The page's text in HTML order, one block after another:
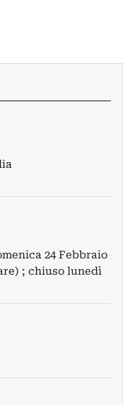
24 Febbraio
; chiuso lunedì